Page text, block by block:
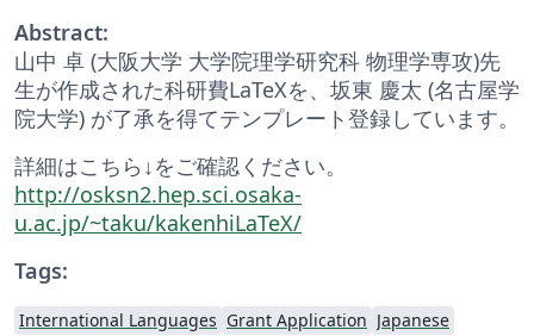
Abstract:
山中 卓 (大阪大学 大学院理学研究科 物理学専攻)先
生が作成された科研費LaTeXを、坂東 慶太 (名古屋学
院大学) が了承を得てテンプレート登録しています。
詳細はこちら↓をご確認ください。
http://osksn2.hep.sci.osaka-
u.ac.jp/~taku/kakenhiLaTeX/
Tags:
International Languages Grant Application Japanese